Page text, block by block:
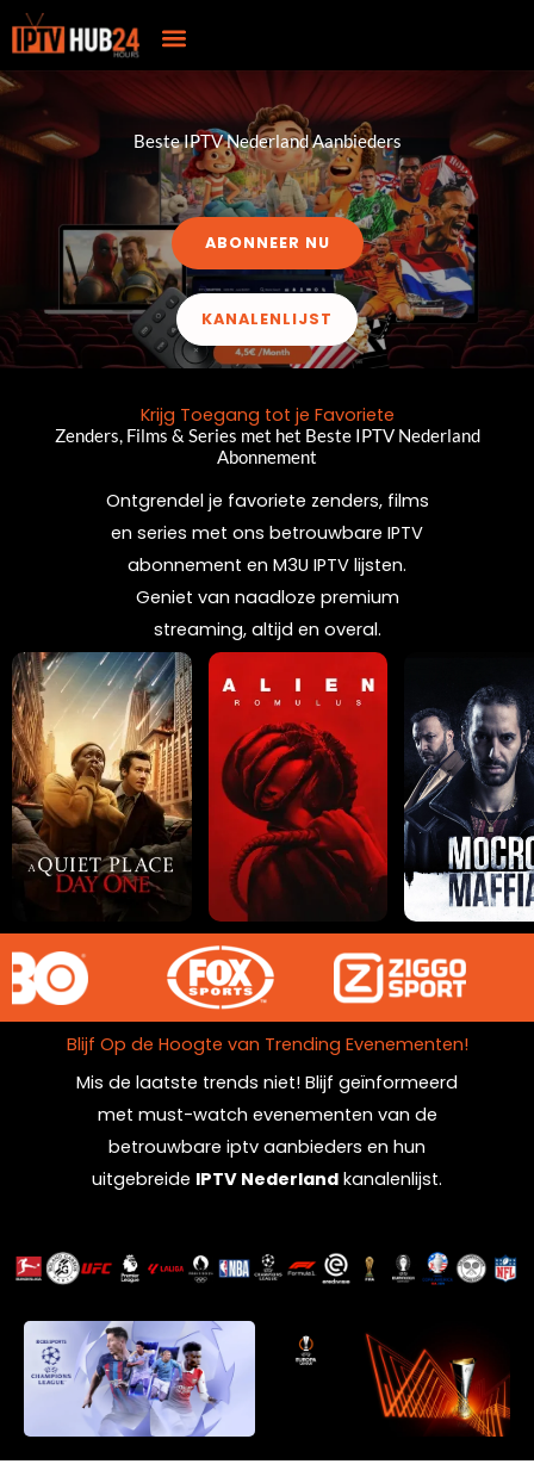
Beste IPTV Nederland Aanbieders
KANALENLIJST
ABONNEER NU
Krijg Toegang tot je Favoriete
Zenders, Films & Series met het Beste IPTV Nederland
Abonnement
Ontgrendel je favoriete zenders, films
en series met ons betrouwbare IPTV
abonnement en M3U IPTV lijsten.
Geniet van naadloze premium
streaming, altijd en overal.
Blijf Op de Hoogte van Trending Evenementen!
Mis de laatste trends niet! Blijf geïnformeerd
met must-watch evenementen van de
betrouwbare iptv aanbieders en hun
uitgebreide IPTV Nederland kanalenlijst.